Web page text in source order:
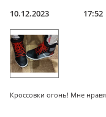
10.12.2023
17:52
Кроссовки огонь! Мне